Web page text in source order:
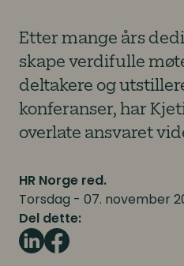
Etter mange års
skape verdifulle
deltakere og
konferanser, har
overlate ansvaret
HR Norge red.
Torsdag - 07. november
Del dette: